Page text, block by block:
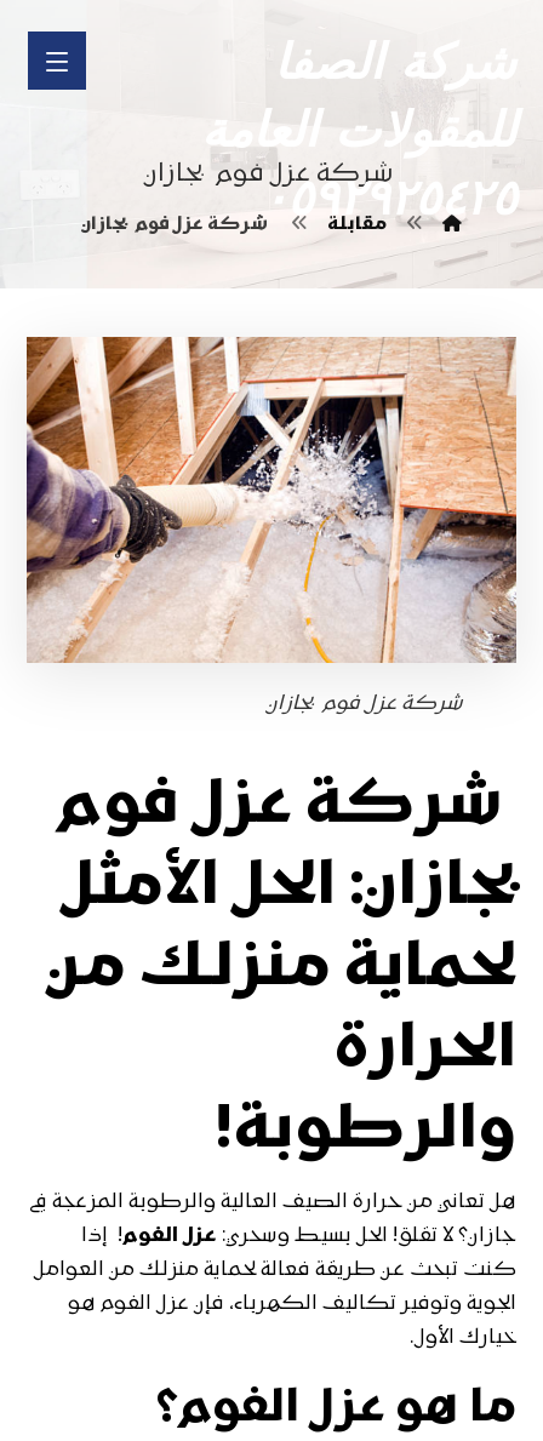
شركة الصفا
للمقولات العامة
٠٥٩٢٩٢٥٤٢٥
شركة عزل فوم بجازان
مقابلة شركة عزل فوم بجازان
شركة عزل فوم بجازان
شركة عزل فوم
بجازان: الحل الأمثل
لحماية منزلك من
الحرارة
والرطوبة!
هل تعاني من حرارة الصيف العالية والرطوبة المزعجة في
جازان؟ لا تقلق! الحل بسيط وسحري: عزل الفوم! إذا
كنت تبحث عن طريقة فعالة لحماية منزلك من العوامل
الجوية وتوفير تكاليف الكهرباء، فإن عزل الفوم هو
خيارك الأول.
ما هو عزل الفوم؟